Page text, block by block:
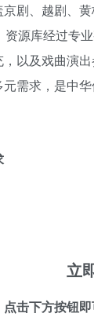
剧、越剧、
源库经过专
以及戏曲演
需求，是中华
立
点击下方按钮